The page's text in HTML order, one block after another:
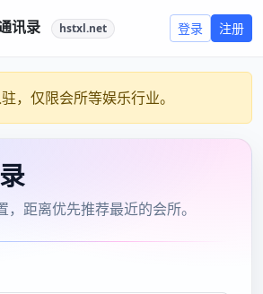
海逍遥网
区良家不机车